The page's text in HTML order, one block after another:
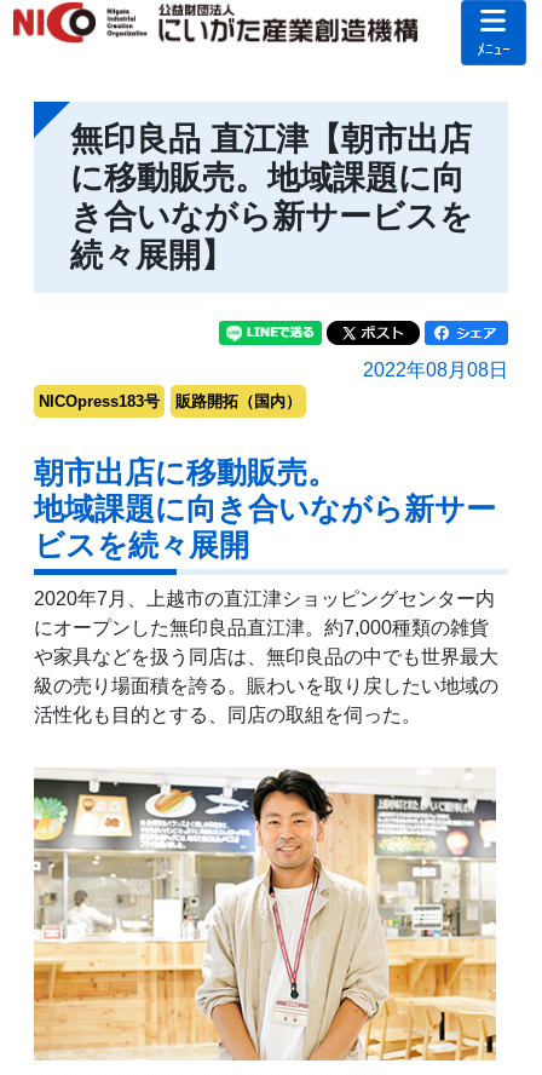
ﾒﾆｭｰ
無印良品 直江津【朝市出店
に移動販売。地域課題に向
き合いながら新サービスを
続々展開】
2022年08月08日
NICOpress183号 販路開拓（国内）
朝市出店に移動販売。
地域課題に向き合いながら新サー
ビスを続々展開
2020年7月、上越市の直江津ショッピングセンター内
にオープンした無印良品直江津。約7,000種類の雑貨
や家具などを扱う同店は、無印良品の中でも世界最大
級の売り場面積を誇る。賑わいを取り戻したい地域の
活性化も目的とする、同店の取組を伺った。